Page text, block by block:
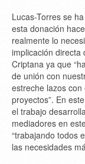
Lucas-Torres se
esta donación
realmente lo
implicación directa
Criptana ya que
de unión con
estreche lazos
proyectos”. En
el trabajo
mediadores en
“trabajando todos
las necesidades